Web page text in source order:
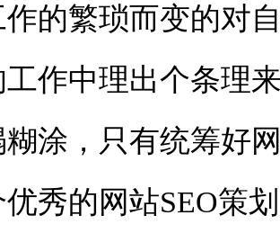
的繁琐而变的对
作中理出个条理
涂 ， 只有统筹好
秀的网站SEO策